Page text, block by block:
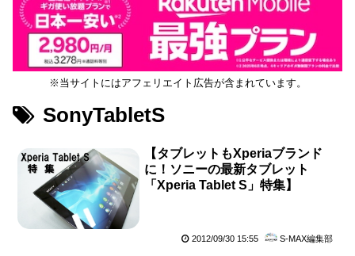
※当サイトにはアフェリエイト広告が含まれています。
SonyTabletS
【タブレットもXperiaブランド
に！ソニーの最新タブレット
「Xperia Tablet S」特集】
2012/09/30 15:55 S-MAX編集部